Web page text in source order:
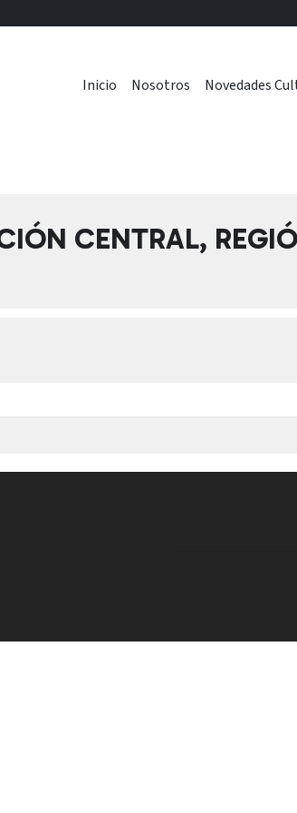
Inicio Nosotros Novedades
CENTRAL,